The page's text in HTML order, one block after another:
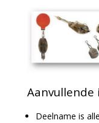
Deelname is